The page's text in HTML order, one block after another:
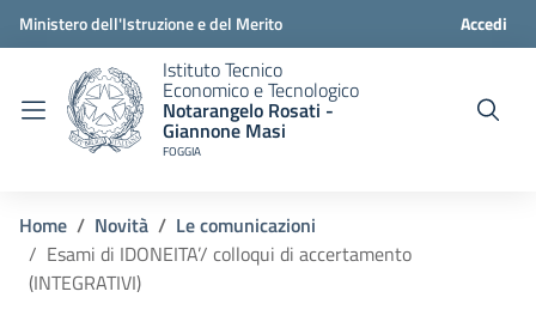
Ministero dell'Istruzione e del Merito Accedi
Istituto Tecnico
Economico e Tecnologico
Notarangelo Rosati -
Giannone Masi
FOGGIA
Home Novità
Le comunicazioni
Esami di IDONEITA’/ colloqui di accertamento
(INTEGRATIVI)